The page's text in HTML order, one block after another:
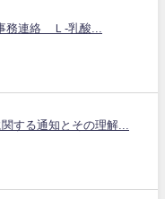
務連絡 Ｌ-乳酸...
する通知とその理解...